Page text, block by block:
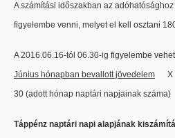
A számítási időszakban az adóhatósághoz
figyelembe venni, melyet el kell osztani
A 2016.06.16-tól 06.30-ig figyelembe
Június hónapban bevallott jövedelem X
30 (adott hónap naptári
Táppénz naptári napi alapjának